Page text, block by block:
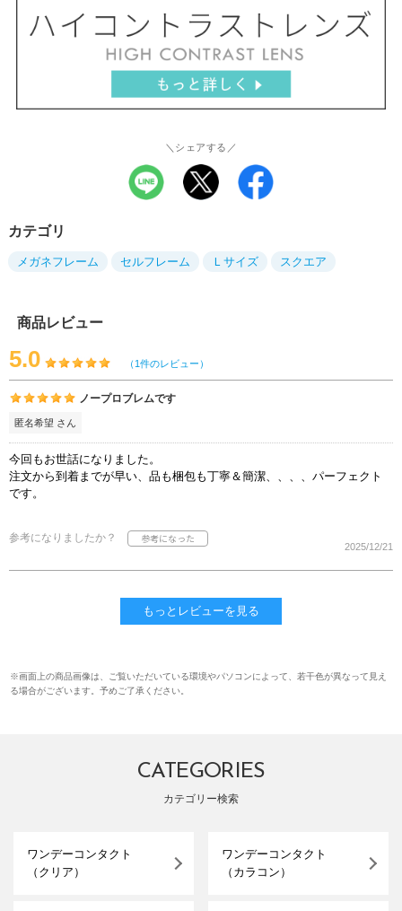
＼シェアする／
カテゴリ
メガネフレーム セルフレーム Ｌサイズ スクエア
商品レビュー
5.0 （1件のレビュー）
ノープロブレムです
匿名希望 さん
今回もお世話になりました。
注文から到着までが早い、品も梱包も丁寧＆簡潔、、、、パーフェクト
です。
参考になりましたか？
2025/12/21
もっとレビューを見る
※画面上の商品画像は、ご覧いただいている環境やパソコンによって、若干色が異なって見え
る場合がございます。予めご了承ください。
CATEGORIES
カテゴリー検索
ワンデーコンタクト
（クリア）
ワンデーコンタクト
（カラコン）